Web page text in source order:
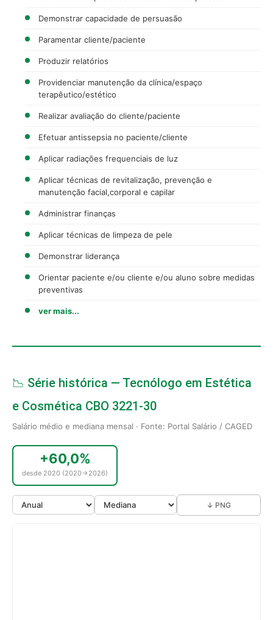
Demonstrar capacidade de persuasão
Paramentar cliente/paciente
Produzir relatórios
Providenciar manutenção da clínica/espaço
terapêutico/estético
Realizar avaliação do cliente/paciente
Efetuar antissepsia no paciente/cliente
Aplicar radiações frequenciais de luz
Aplicar técnicas de revitalização, prevenção e
manutenção facial,corporal e capilar
Administrar finanças
Aplicar técnicas de limpeza de pele
Demonstrar liderança
Orientar paciente e/ou cliente e/ou aluno sobre medidas
preventivas
ver mais...
📉 Série histórica — Tecnólogo em Estética
e Cosmética CBO 3221-30
Salário médio e mediana mensal · Fonte: Portal Salário / CAGED
+60,0%
desde 2020 (2020→2026)
↓ PNG